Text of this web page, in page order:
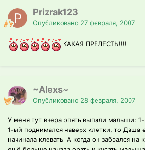
Prizrak123
Опубликовано 27 февраля, 2007
КАКАЯ ПРЕЛЕСТЬ!!!!
~Alexs~
Опубликовано 28 февраля, 2007
У меня тут вчера опять выпали малыши:
1-ый поднимался наверх клетки, то Даша
начинала клевать. А когда он забрался на